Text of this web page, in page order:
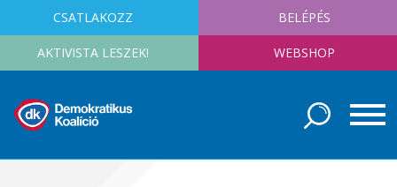
CSATLAKOZZ BELÉPÉS
AKTIVISTA LESZEK! WEBSHOP